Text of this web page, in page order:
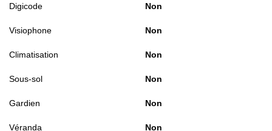
Digicode Non
Visiophone Non
Climatisation Non
Sous-sol Non
Gardien Non
Véranda Non